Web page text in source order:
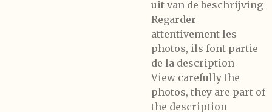
uit van de beschrijving
Regarder
attentivement les
photos, ils font partie
de la description
View carefully the
photos, they are part of
the description